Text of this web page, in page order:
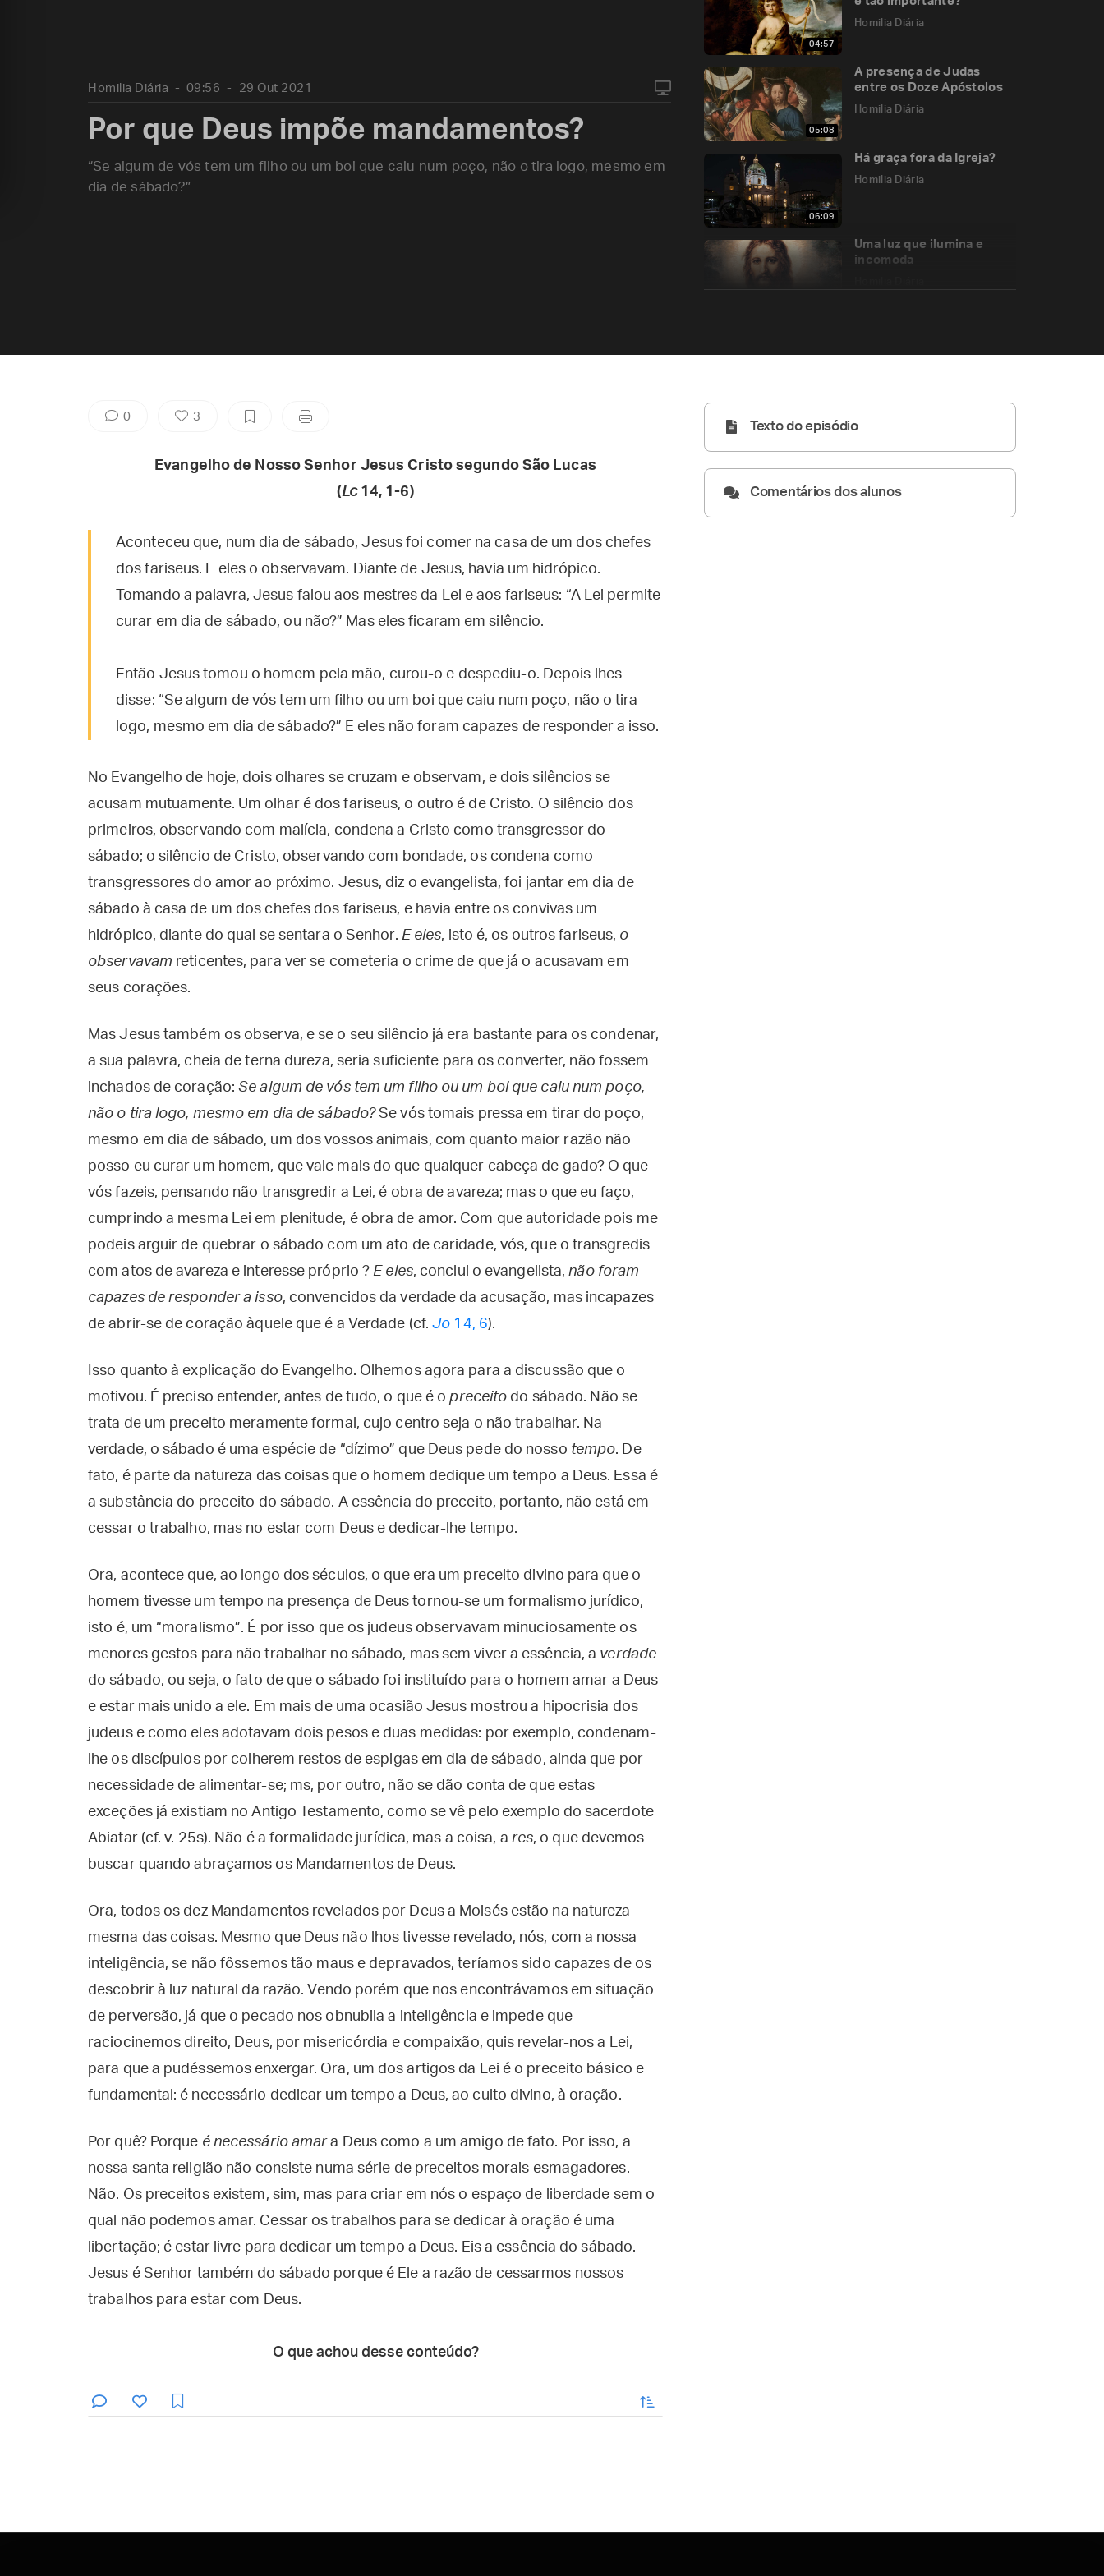
04:57
Homilia Diária
05:08
A presença de Judas
entre os Doze Apóstolos
Homilia Diária
06:09
Há graça fora da Igreja?
Homilia Diária
Uma luz que ilumina e
incomoda
Homilia Diária 09:56 29 Out 2021
Por que Deus impõe mandamentos?
“Se algum de vós tem um filho ou um boi que caiu num poço, não o tira logo, mesmo em
dia de sábado?”
0 3
Evangelho de Nosso Senhor Jesus Cristo segundo São Lucas
(Lc14, 1-6)
Aconteceu que, num dia de sábado, Jesus foi comer na casa de um dos chefes
dos fariseus. E eles o observavam. Diante de Jesus, havia um hidrópico.
Tomando a palavra, Jesus falou aos mestres da Lei e aos fariseus: “A Lei permite
curar em dia de sábado, ou não?” Mas eles ficaram em silêncio.
Então Jesus tomou o homem pela mão, curou-o e despediu-o. Depois lhes
disse: “Se algum de vós tem um filho ou um boi que caiu num poço, não o tira
logo, mesmo em dia de sábado?” E eles não foram capazes de responder a isso.
No Evangelho de hoje, dois olhares se cruzam e observam, e dois silêncios se
acusam mutuamente. Um olhar é dos fariseus, o outro é de Cristo. O silêncio dos
primeiros, observando com malícia, condena a Cristo como transgressor do
sábado; o silêncio de Cristo, observando com bondade, os condena como
transgressores do amor ao próximo. Jesus, diz o evangelista, foi jantar em dia de
sábado à casa de um dos chefes dos fariseus, e havia entre os convivas um
hidrópico, diante do qual se sentara o Senhor. E eles, isto é, os outros fariseus, o
observavam reticentes, para ver se cometeria o crime de que já o acusavam em
seus corações.
Mas Jesus também os observa, e se o seu silêncio já era bastante para os condenar,
a sua palavra, cheia de terna dureza, seria suficiente para os converter, não fossem
inchados de coração:Se algum de vós tem um filho ou um boi que caiu num poço,
não o tira logo, mesmo em dia de sábado?Se vós tomais pressa em tirar do poço,
mesmo em dia de sábado, um dos vossos animais, com quanto maior razão não
posso eu curar um homem, que vale mais do que qualquer cabeça de gado? O que
vós fazeis, pensando não transgredir a Lei, é obra de avareza; mas o que eu faço,
cumprindo a mesma Lei em plenitude, é obra de amor. Com que autoridade pois me
podeis arguir de quebrar o sábado com um ato de caridade, vós, que o transgredis
com atos de avareza e interesse próprio ?E eles, conclui o evangelista,não foram
capazes de responder a isso, convencidos da verdade da acusação, mas incapazes
de abrir-se de coração àquele que é a Verdade (cf.Jo 14, 6).
Isso quanto à explicação do Evangelho. Olhemos agora para a discussão que o
motivou. É preciso entender, antes de tudo, o que é opreceito do sábado. Não se
trata de um preceito meramente formal, cujo centro seja o não trabalhar. Na
verdade, o sábado é uma espécie de “dízimo” que Deus pede do nosso tempo. De
fato, é parte da natureza das coisas que o homem dedique um tempo a Deus. Essa é
a substância do preceito do sábado. A essência do preceito, portanto, não está em
cessar o trabalho, mas no estar com Deus e dedicar-lhe tempo.
Ora, acontece que, ao longo dos séculos, o que era um preceito divino para que o
homem tivesse um tempo na presença de Deus tornou-se um formalismo jurídico,
isto é, um “moralismo”. É por isso que os judeus observavam minuciosamente os
menores gestos para não trabalhar no sábado, mas sem viver a essência, a verdade
do sábado, ou seja, o fato de que o sábado foi instituído para o homem amar a Deus
e estar mais unido a ele. Em mais de uma ocasião Jesus mostrou a hipocrisia dos
judeus e como eles adotavam dois pesos e duas medidas: por exemplo, condenam-
lhe os discípulos por colherem restos de espigas em dia de sábado, ainda que por
necessidade de alimentar-se; ms, por outro, não se dão conta de que estas
exceções já existiam no Antigo Testamento, como se vê pelo exemplo do sacerdote
Abiatar (cf. v. 25s). Não é a formalidade jurídica, mas a coisa, a res, o que devemos
buscar quando abraçamos os Mandamentos de Deus.
Ora, todos os dez Mandamentos revelados por Deus a Moisés estão na natureza
mesma das coisas. Mesmo que Deus não lhos tivesse revelado, nós, com a nossa
inteligência, se não fôssemos tão maus e depravados, teríamos sido capazes de os
descobrir à luz natural da razão. Vendo porém que nos encontrávamos em situação
de perversão, já que o pecado nos obnubila a inteligência e impede que
raciocinemos direito, Deus, por misericórdia e compaixão, quis revelar-nos a Lei,
para que a pudéssemos enxergar. Ora, um dos artigos da Lei é o preceito básico e
fundamental: é necessário dedicar um tempo a Deus, ao culto divino, à oração.
Por quê? Porque é necessário amara Deus como a um amigo de fato. Por isso, a
nossa santa religião não consiste numa série de preceitos morais esmagadores.
Não. Os preceitos existem, sim, mas para criar em nós o espaço de liberdade sem o
qual não podemos amar. Cessar os trabalhos para se dedicar à oração é uma
libertação; é estar livre para dedicar um tempo a Deus. Eis a essência do sábado.
Jesus é Senhor também do sábado porque é Ele a razão de cessarmos nossos
trabalhos para estar com Deus.
O que achou desse conteúdo?
enviar
Texto do episódio
Comentários dos alunos